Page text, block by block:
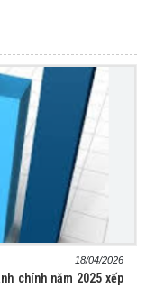
18/04/2026
chính năm 2025 xếp